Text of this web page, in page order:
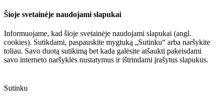
Šioje svetainėje naudojami slapukai
Informuojame, kad šioje svetainėje naudojami slapukai (angl.
cookies). Sutikdami, paspauskite mygtuką „Sutinku“ arba naršykite
toliau. Savo duotą sutikimą bet kada galėsite atšaukti pakeisdami
savo interneto naršyklės nustatymus ir ištrindami įrašytus slapukus.
Sutinku